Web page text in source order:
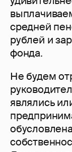
средней
рублей и
фонда.
Не будем
являлись